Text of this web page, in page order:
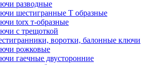
разводные
шестигранные Т образные
torx т-образные
с трещоткой
воротки, балонные ключи
рожковые
гаечные двусторонние